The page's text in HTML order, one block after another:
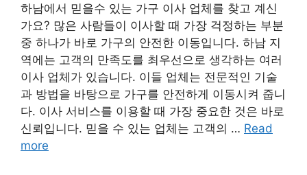
하남에서 믿을수 있는 가구 이사 업체를 찾고 계신
가요? 많은 사람들이 이사할 때 가장 걱정하는 부분
중 하나가 바로 가구의 안전한 이동입니다. 하남 지
역에는 고객의 만족도를 최우선으로 생각하는 여러
이사 업체가 있습니다. 이들 업체는 전문적인 기술
과 방법을 바탕으로 가구를 안전하게 이동시켜 줍니
다. 이사 서비스를 이용할 때 가장 중요한 것은 바로
신뢰입니다. 믿을 수 있는 업체는 고객의 … Read
more